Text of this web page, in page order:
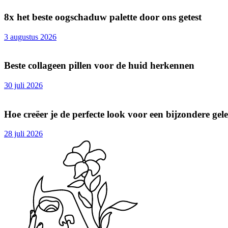
8x het beste oogschaduw palette door ons getest
3 augustus 2026
Beste collageen pillen voor de huid herkennen
30 juli 2026
Hoe creëer je de perfecte look voor een bijzondere
28 juli 2026